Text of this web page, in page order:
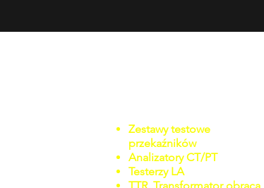
Zestawy testowe
przekaźników
Analizatory CT/PT
Testerzy LA